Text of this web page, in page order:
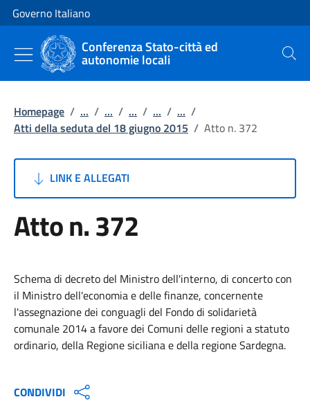
Vai al contenuto
Vai alla navigazione del sito
Governo Italiano
Conferenza Stato-città ed
autonomie locali Cerca
Homepage / ... / ... / ... / ... / ... /
Atti della seduta del 18 giugno 2015 / Atto n. 372
LINK E ALLEGATI
Atto n. 372
Schema di decreto del Ministro dell'interno, di concerto con
il Ministro dell'economia e delle finanze, concernente
l'assegnazione dei conguagli del Fondo di solidarietà
comunale 2014 a favore dei Comuni delle regioni a statuto
ordinario, della Regione siciliana e della regione Sardegna.
CONDIVIDI